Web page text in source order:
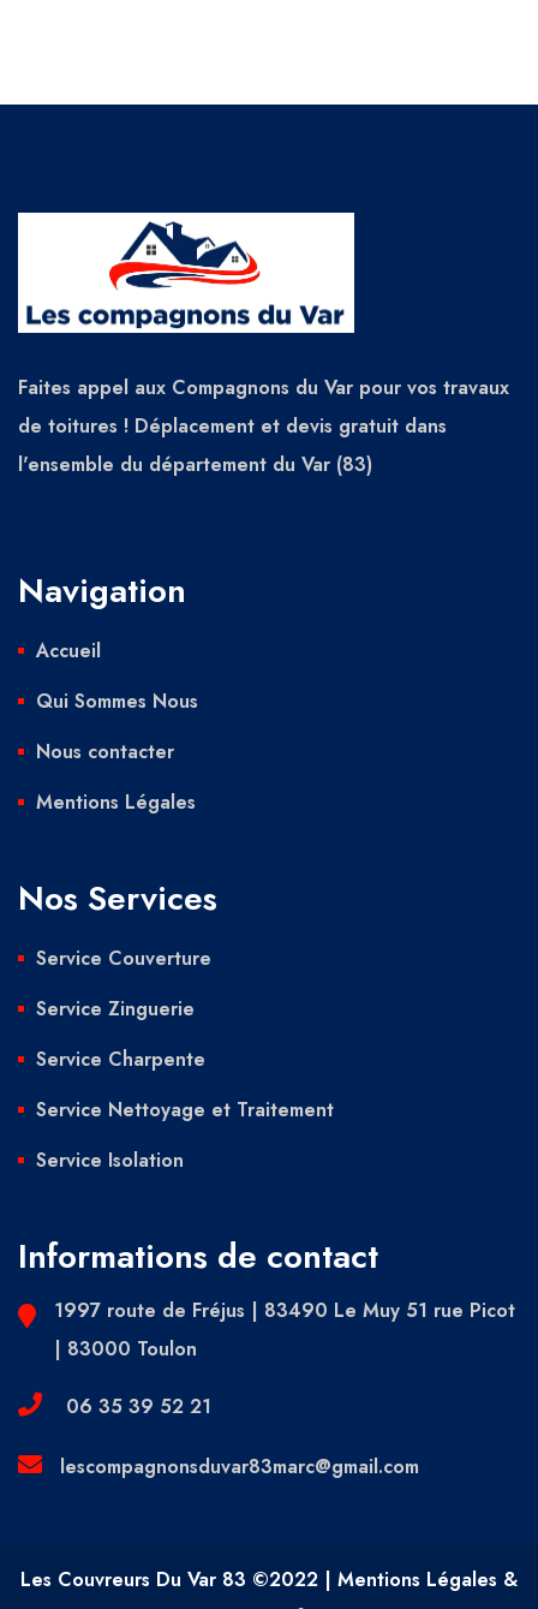
Faites appel aux Compagnons du Var pour vos travaux
de toitures ! Déplacement et devis gratuit dans
l'ensemble du département du Var (83)
Navigation
Accueil
Qui Sommes Nous
Nous contacter
Mentions Légales
Nos Services
Service Couverture
Service Zinguerie
Service Charpente
Service Nettoyage et Traitement
Service Isolation
Informations de contact
1997 route de Fréjus | 83490 Le Muy 51 rue Picot
| 83000 Toulon
06 35 39 52 21
lescompagnonsduvar83marc@gmail.com
Les Couvreurs Du Var 83 ©2022 | Mentions Légales &